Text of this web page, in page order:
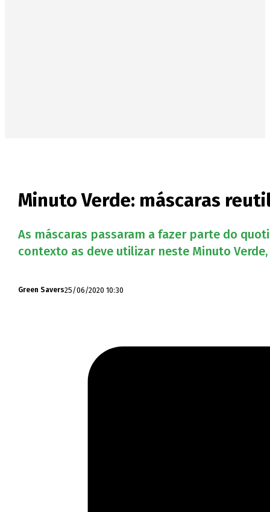
Minuto Verde: máscaras
As máscaras passaram a fazer parte do
contexto as deve utilizar neste Minuto
Green Savers25/06/2020 10:30